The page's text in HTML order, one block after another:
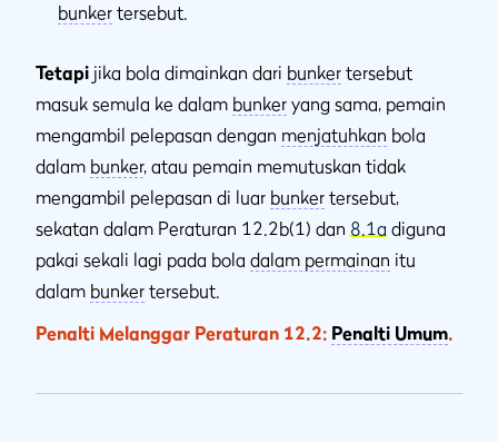
bunker tersebut.
Tetapi jika bola dimainkan dari bunker tersebut
masuk semula ke dalam bunker yang sama, pemain
mengambil pelepasan dengan menjatuhkan bola
dalam bunker, atau pemain memutuskan tidak
mengambil pelepasan di luar bunker tersebut,
sekatan dalam Peraturan 12.2b(1) dan 8.1a diguna
pakai sekali lagi pada bola dalam permainan itu
dalam bunker tersebut.
Penalti Melanggar Peraturan 12.2: Penalti Umum.